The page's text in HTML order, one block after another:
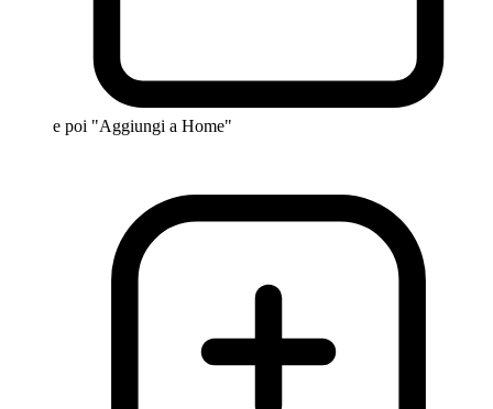
e poi "Aggiungi a Home"